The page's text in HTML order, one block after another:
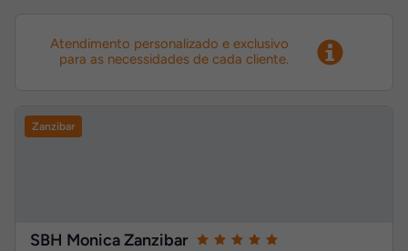
Atendimento personalizado e exclusivo
para as necessidades de cada cliente.
Zanzibar
SBH Monica Zanzibar